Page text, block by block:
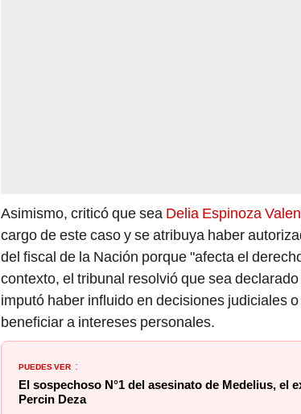
Asimismo, criticó que sea Delia Espinoza
cargo de este caso y se atribuya haber
del fiscal de la Nación porque "afecta el
contexto, el tribunal resolvió que sea
imputó haber influido en decisiones judiciales
beneficiar a intereses personales.
PUEDES VER :
El sospechoso N°1 del asesinato de Medelius, el
Percin Deza